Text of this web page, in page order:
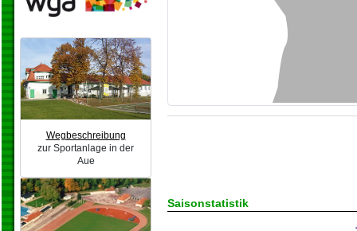
Wegbeschreibung
zur Sportanlage in der
Aue
Saisonstatistik